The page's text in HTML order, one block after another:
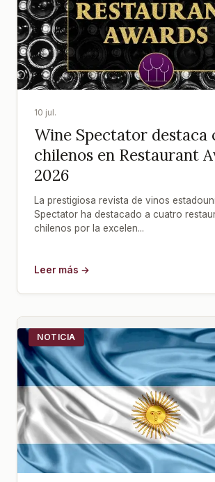
10 jul.
Wine Spectator destaca
chilenos en Restaurant
2026
La prestigiosa revista de vinos
Spectator ha destacado a cuatro
chilenos por la excelen...
Leer más →
NOTICIA